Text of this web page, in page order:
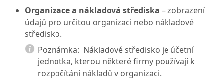
Organizace a nákladová střediska – zobrazení
údajů pro určitou organizaci nebo nákladové
středisko.
Poznámka: Nákladové středisko je účetní
jednotka, kterou některé firmy používají k
rozpočítání nákladů v organizaci.